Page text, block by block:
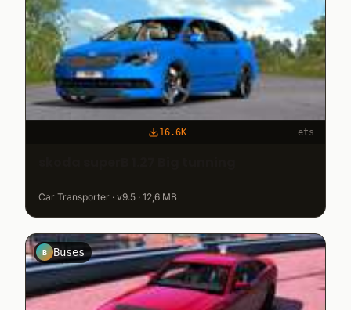
16.6K ets
Car Transporter · v9.5 · 12,6 MB
B Buses